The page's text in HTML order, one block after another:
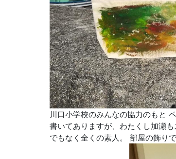
川口小学校のみんなの協力のもと
書いてありますが、わたくし加瀬
でもなく全くの素人。 部屋の飾り